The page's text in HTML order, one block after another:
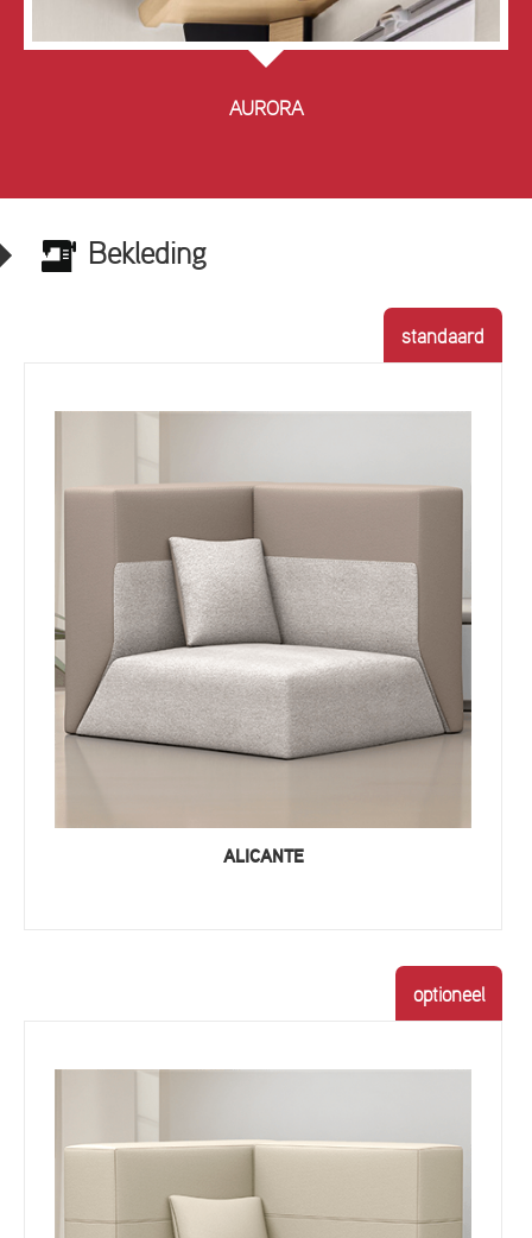
AURORA
Bekleding
standaard
ALICANTE
optioneel